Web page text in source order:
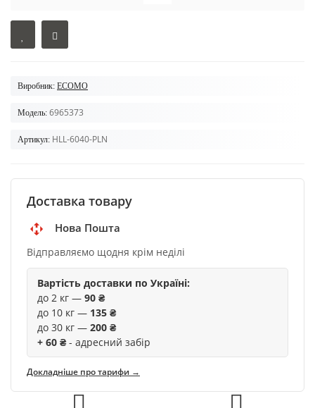
Виробник: ECOMO
Модель: 6965373
Артикул: HLL-6040-PLN
Доставка товару
Нова Пошта
Відправляємо щодня крім неділі
Вартість доставки по Україні:
до 2 кг — 90 ₴
до 10 кг — 135 ₴
до 30 кг — 200 ₴
+ 60 ₴ - адресний забір
Докладніше про тарифи →